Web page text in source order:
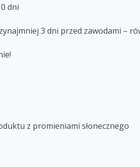
dni
3 dni przed zawodami –
z promieniami słonecznego